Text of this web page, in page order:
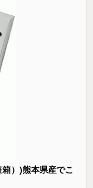
）)熊本県産でこ